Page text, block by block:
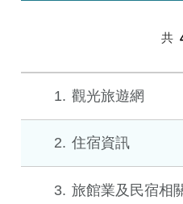
共
1 觀光旅遊網
2 住宿資訊
3 旅館業及民宿相